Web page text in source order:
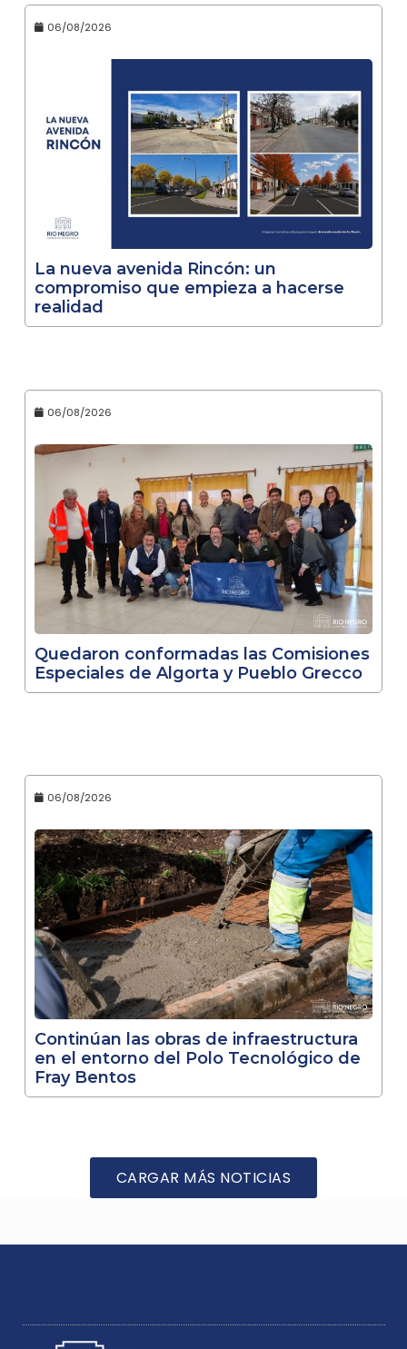
06/08/2026
La nueva avenida Rincón: un
compromiso que empieza a hacerse
realidad
06/08/2026
Quedaron conformadas las Comisiones
Especiales de Algorta y Pueblo Grecco
06/08/2026
Continúan las obras de infraestructura
en el entorno del Polo Tecnológico de
Fray Bentos
CARGAR MÁS NOTICIAS